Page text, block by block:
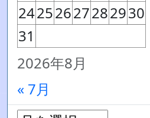
2026年8月
24252627282930
31
« 7月